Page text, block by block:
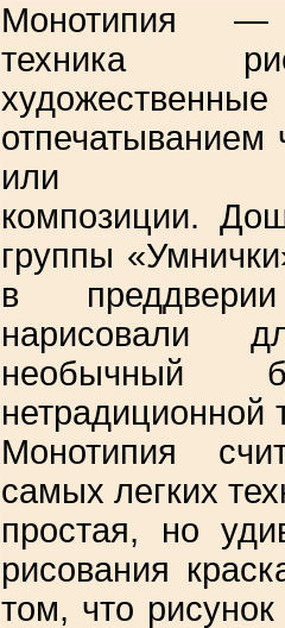
Монотипия —
техника
отпечатыванием
или
композиции.
группы
в
нарисовали
нетрадиционной
Монотипия
самых легких
простая, но
рисования
том, что